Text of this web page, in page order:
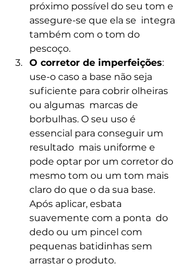
próximo possível do seu tom e
assegure-se que ela se  integra
também com o tom do
pescoço.
O corretor de imperfeições:
use-o caso a base não seja
suficiente para cobrir olheiras
ou algumas  marcas de
borbulhas. O seu uso é
essencial para conseguir um
resultado  mais uniforme e
pode optar por um corretor do
mesmo tom ou um tom mais
claro do que o da sua base.
Após aplicar, esbata
suavemente com a ponta  do
dedo ou um pincel com
pequenas batidinhas sem
arrastar o produto.